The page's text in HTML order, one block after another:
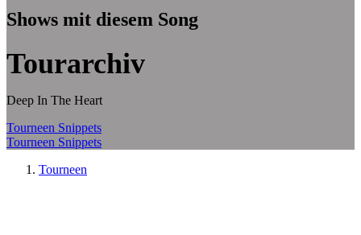
Shows mit diesem Song
Tourarchiv
Deep In The Heart
Tourneen Snippets
Tourneen Snippets
Tourneen